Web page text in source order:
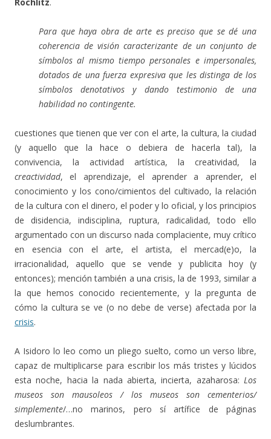
Para que haya obra de arte es preciso que se dé una
coherencia de visión caracterizante de un conjunto de
símbolos al mismo tiempo personales e impersonales,
dotados de una fuerza expresiva que les distinga de los
símbolos denotativos y dando testimonio de una
habilidad no contingente.
cuestiones que tienen que ver con el arte, la cultura, la ciudad
(y aquello que la hace o debiera de hacerla tal), la
convivencia, la actividad artística, la creatividad, la
creactividad, el aprendizaje, el aprender a aprender, el
conocimiento y los cono/cimientos del cultivado, la relación
de la cultura con el dinero, el poder y lo oficial, y los principios
de disidencia, indisciplina, ruptura, radicalidad, todo ello
argumentado con un discurso nada complaciente, muy crítico
en esencia con el arte, el artista, el mercad(e)o, la
irracionalidad, aquello que se vende y publicita hoy (y
entonces); mención también a una crisis, la de 1993, similar a
la que hemos conocido recientemente, y la pregunta de
cómo la cultura se ve (o no debe de verse) afectada por la
crisis.
A Isidoro lo leo como un pliego suelto, como un verso libre,
capaz de multiplicarse para escribir los más tristes y lúcidos
esta noche, hacia la nada abierta, incierta, azaharosa: Los
museos son mausoleos / los museos son cementerios/
simplemente/…no marinos, pero sí artífice de páginas
deslumbrantes.